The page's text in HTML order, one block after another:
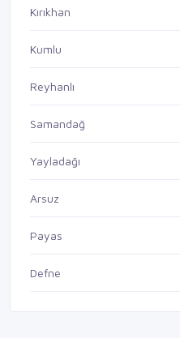
Kırıkhan
Kumlu
Reyhanlı
Samandağ
Yayladağı
Arsuz
Payas
Defne